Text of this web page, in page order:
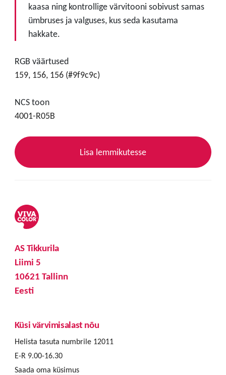
kaasa ning kontrollige värvitooni sobivust samas
ümbruses ja valguses, kus seda kasutama
hakkate.
RGB väärtused
159, 156, 156 (#9f9c9c)
NCS toon
4001-R05B
Lisa lemmikutesse
AS Tikkurila
Liimi 5
10621 Tallinn
Eesti
Küsi värvimisalast nõu
Helista tasuta numbrile 12011
E-R 9.00-16.30
Saada oma küsimus